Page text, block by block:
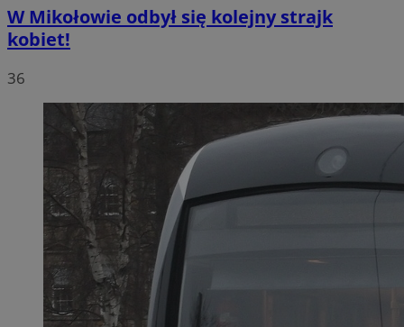
W Mikołowie odbył się kolejny strajk
kobiet!
36